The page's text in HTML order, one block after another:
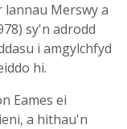
lannau Merswy a
sy'n adrodd
i amgylchfyd
hi.
Eames ei
a hithau'n